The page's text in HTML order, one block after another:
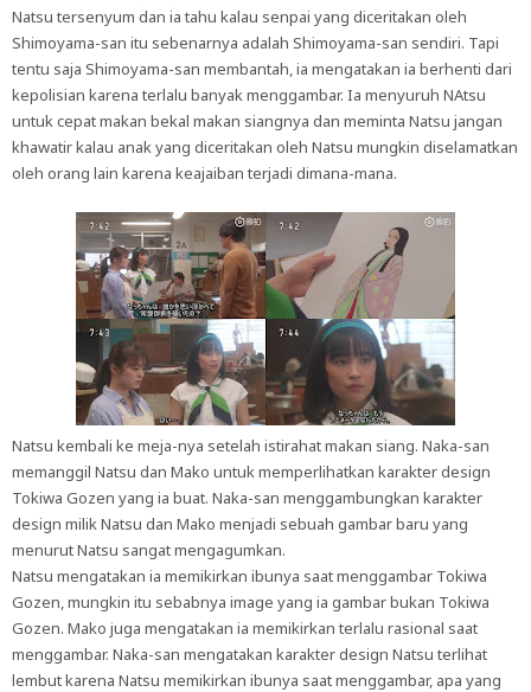
Natsu tersenyum dan ia tahu kalau senpai yang diceritakan oleh
Shimoyama-san itu sebenarnya adalah Shimoyama-san sendiri. Tapi
tentu saja Shimoyama-san membantah, ia mengatakan ia berhenti dari
kepolisian karena terlalu banyak menggambar. Ia menyuruh NAtsu
untuk cepat makan bekal makan siangnya dan meminta Natsu jangan
khawatir kalau anak yang diceritakan oleh Natsu mungkin diselamatkan
oleh orang lain karena keajaiban terjadi dimana-mana.
Natsu kembali ke meja-nya setelah istirahat makan siang. Naka-san
memanggil Natsu dan Mako untuk memperlihatkan karakter design
Tokiwa Gozen yang ia buat. Naka-san menggambungkan karakter
design milik Natsu dan Mako menjadi sebuah gambar baru yang
menurut Natsu sangat mengagumkan.
Natsu mengatakan ia memikirkan ibunya saat menggambar Tokiwa
Gozen, mungkin itu sebabnya image yang ia gambar bukan Tokiwa
Gozen. Mako juga mengatakan ia memikirkan terlalu rasional saat
menggambar. Naka-san mengatakan karakter design Natsu terlihat
lembut karena Natsu memikirkan ibunya saat menggambar, apa yang